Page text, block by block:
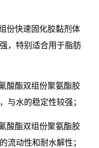
份快速固化胶黏剂体
，特别适合用于脂肪
酸酯双组份聚氨酯胶
与水的稳定性较强；
酸酯双组份聚氨酯胶
流动性和耐水解性；